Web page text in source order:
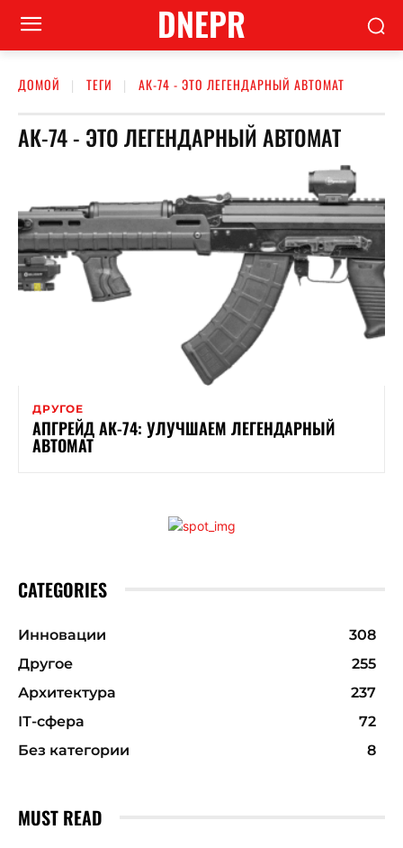
DNEPR
ДОМОЙ ТЕГИ АК-74 - ЭТО ЛЕГЕНДАРНЫЙ АВТОМАТ
АК-74 - ЭТО ЛЕГЕНДАРНЫЙ АВТОМАТ
ДРУГОЕ
АПГРЕЙД АК-74: УЛУЧШАЕМ ЛЕГЕНДАРНЫЙ
АВТОМАТ
CATEGORIES
Инновации
308
Другое
255
Архитектура
237
ІТ-сфера
72
Без категории
8
MUST READ